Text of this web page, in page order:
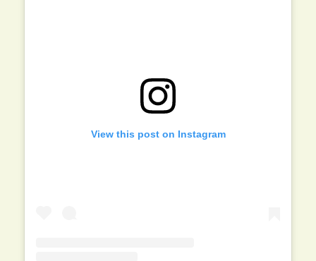
View this post on Instagram